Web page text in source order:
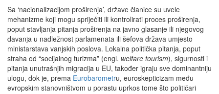
Sa ‘nacionalizacijom proširenja’, države članice su uvele
mehanizme koji mogu spriječiti ili kontrolirati proces proširenja,
poput stavljanja pitanja proširenja na javno glasanje ili njegovog
davanja u nadležnost parlamenata ili šefova država umjesto
ministarstava vanjskih poslova. Lokalna politička pitanja, poput
straha od “socijalnog turizma” (engl. welfare tourism), sigurnosti i
pitanja unutrašnjih migracija u EU, također igraju sve dominantniju
ulogu, dok je, prema Eurobarometru, euroskepticizam među
evropskim stanovništvom u porastu uprkos tome što političari